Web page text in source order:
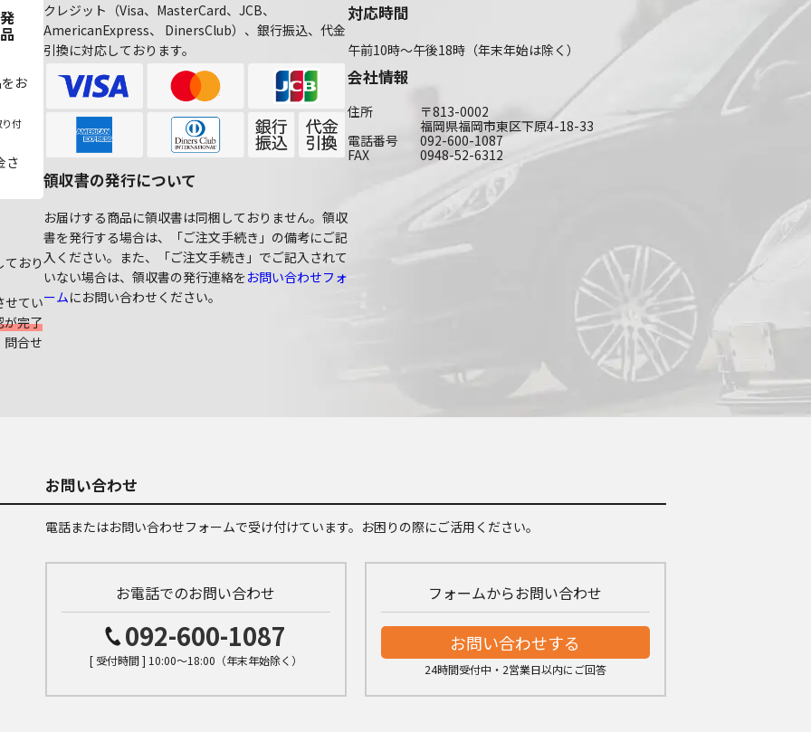
お
り付
さ
おり
せてい
が完了
問合せ
クレジット（Visa、MasterCard、JCB、
AmericanExpress、 DinersClub）、銀行振込、代金
引換に対応しております。
領収書の発行について
お届けする商品に領収書は同梱しておりません。領収
書を発行する場合は、「ご注文手続き」の備考にご記
入ください。また、「ご注文手続き」でご記入されて
いない場合は、領収書の発行連絡をお問い合わせフォ
ームにお問い合わせください。
対応時間
午前10時～午後18時（年末年始は除く）
会社情報
住所
〒813-0002
福岡県福岡市東区下原4-18-33
電話番号
092-600-1087
FAX
0948-52-6312
お問い合わせ
電話またはお問い合わせフォームで受け付けています。お困りの際にご活用ください。
お電話でのお問い合わせ
092-600-1087
[ 受付時間 ] 10:00～18:00（年末年始除く）
フォームからお問い合わせ
お問い合わせする
24時間受付中・2営業日以内にご回答